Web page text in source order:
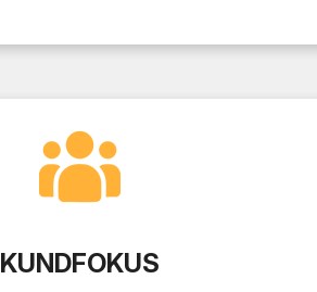
KUNDFOKUS